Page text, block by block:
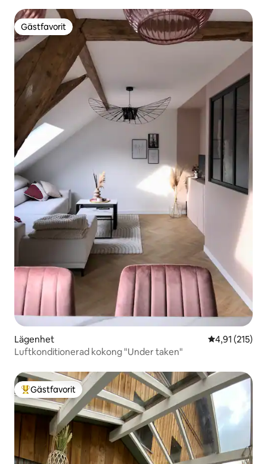
Gästfavorit
Gästfavorit
Lägenhet 4,91 av 5 i
4,91 (215)
Luftkonditionerad kokong "Under taken"
Populär gästfavorit
Gästfavorit